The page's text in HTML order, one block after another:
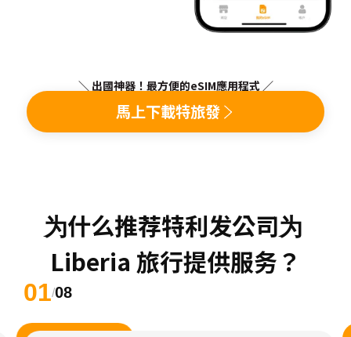
＼ 出國神器！最方便的eSIM應用程式 ／
馬上下載特旅發
为什么推荐特利发公司为
Liberia 旅行提供服务？
01/08